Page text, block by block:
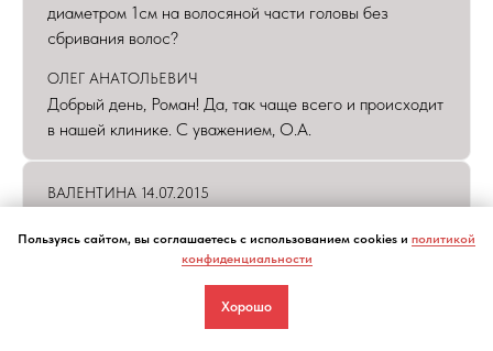
диаметром 1см на волосяной части головы без
сбривания волос?
ОЛЕГ АНАТОЛЬЕВИЧ
Добрый день, Роман! Да, так чаще всего и происходит
в нашей клинике. С уважением, О.А.
ВАЛЕНТИНА 14.07.2015
бородавку в вашей клинике с помощью лазера?
Добрый день! Да, мы данной патологией занимаемся,
Пользуясь сайтом, вы соглашаетесь с использованием cookies и политикой
конфиденциальности
Хорошо